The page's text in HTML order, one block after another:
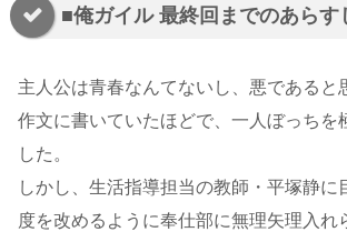
■俺ガイル 最終回までのあらす
主人公は青春なんてないし、悪であると
作文に書いていたほどで、一人ぼっちを
した。
しかし、生活指導担当の教師・平塚静に
度を改めるように奉仕部に無理矢理入れ